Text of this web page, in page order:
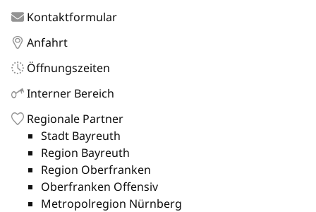
Kontaktformular
Anfahrt
Öffnungszeiten
Interner Bereich
Regionale Partner
Stadt Bayreuth
Region Bayreuth
Region Oberfranken
Oberfranken Offensiv
Metropolregion Nürnberg